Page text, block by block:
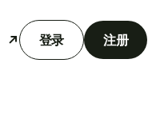
登录 注册